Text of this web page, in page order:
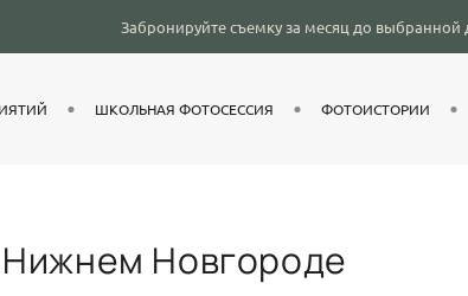
ШКОЛЬНАЯ ФОТОСЕССИЯ ФОТОИСТОРИИ
Новгороде
Забронируйте съемку за месяц до выбранной даты и